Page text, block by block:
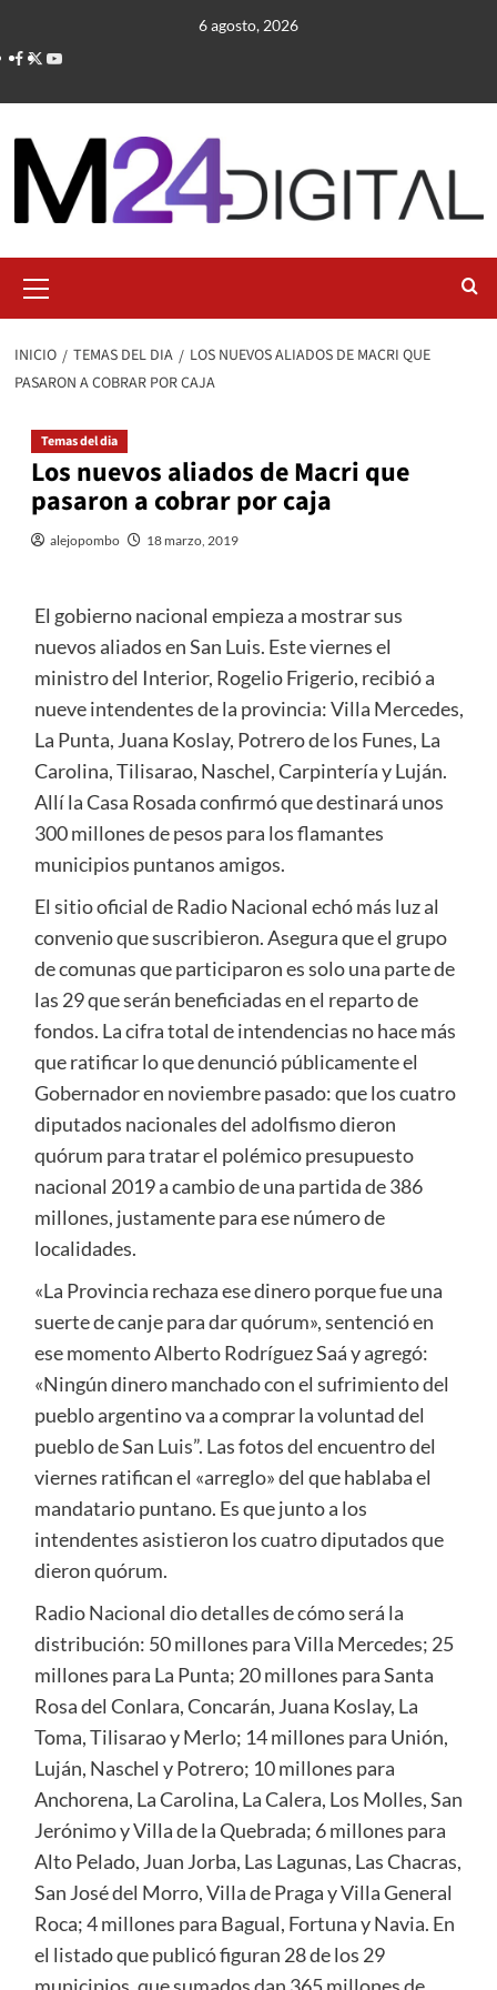
contenido
6 agosto, 2026
primario
INICIO TEMAS DEL DIA
LOS NUEVOS ALIADOS DE MACRI QUE
PASARON A COBRAR POR CAJA
Temas del dia
Los nuevos aliados de Macri que
pasaron a cobrar por caja
alejopombo 18 marzo, 2019
El gobierno nacional empieza a mostrar sus
nuevos aliados en San Luis. Este viernes el
ministro del Interior, Rogelio Frigerio, recibió a
nueve intendentes de la provincia: Villa Mercedes,
La Punta, Juana Koslay, Potrero de los Funes, La
Carolina, Tilisarao, Naschel, Carpintería y Luján.
Allí la Casa Rosada confirmó que destinará unos
300 millones de pesos para los flamantes
municipios puntanos amigos.
El sitio oficial de Radio Nacional echó más luz al
convenio que suscribieron. Asegura que el grupo
de comunas que participaron es solo una parte de
las 29 que serán beneficiadas en el reparto de
fondos. La cifra total de intendencias no hace más
que ratificar lo que denunció públicamente el
Gobernador en noviembre pasado: que los cuatro
diputados nacionales del adolfismo dieron
quórum para tratar el polémico presupuesto
nacional 2019 a cambio de una partida de 386
millones, justamente para ese número de
localidades.
«La Provincia rechaza ese dinero porque fue una
suerte de canje para dar quórum», sentenció en
ese momento Alberto Rodríguez Saá y agregó:
«Ningún dinero manchado con el sufrimiento del
pueblo argentino va a comprar la voluntad del
pueblo de San Luis”. Las fotos del encuentro del
viernes ratifican el «arreglo» del que hablaba el
mandatario puntano. Es que junto a los
intendentes asistieron los cuatro diputados que
dieron quórum.
Radio Nacional dio detalles de cómo será la
distribución: 50 millones para Villa Mercedes; 25
millones para La Punta; 20 millones para Santa
Rosa del Conlara, Concarán, Juana Koslay, La
Toma, Tilisarao y Merlo; 14 millones para Unión,
Luján, Naschel y Potrero; 10 millones para
Anchorena, La Carolina, La Calera, Los Molles, San
Jerónimo y Villa de la Quebrada; 6 millones para
Alto Pelado, Juan Jorba, Las Lagunas, Las Chacras,
San José del Morro, Villa de Praga y Villa General
Roca; 4 millones para Bagual, Fortuna y Navia. En
el listado que publicó figuran 28 de los 29